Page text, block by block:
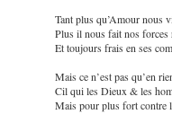
Tant plus qu’Amour nous
Plus il nous fait nos forces
Et toujours frais en ses
Mais ce n’est pas qu’en
Cil qui les Dieux & les
Mais pour plus fort contre